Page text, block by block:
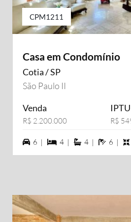
CPM1211
Casa em Condomínio
Cotia / SP
São Paulo II
Venda
R$ 2.200.000 R$
6 vagas na garagem
6 | 4 dormiórios
4 | 4 suítes
4 | 66 |